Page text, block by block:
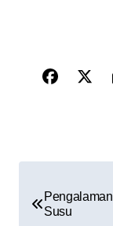
o
Susu